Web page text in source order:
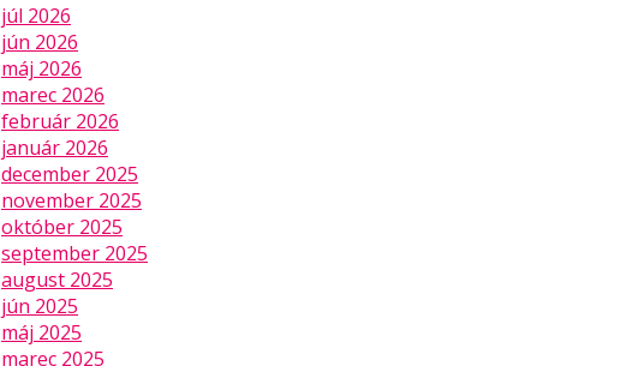
júl 2026
jún 2026
máj 2026
marec 2026
február 2026
január 2026
december 2025
november 2025
október 2025
september 2025
august 2025
jún 2025
máj 2025
marec 2025